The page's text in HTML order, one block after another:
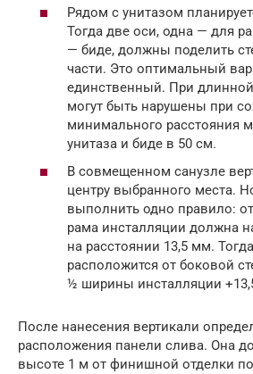
Рядом с унитазом
Тогда две оси, одна — для
— биде, должны поделить
части. Это оптимальный
единственный. При
могут быть нарушены при
минимального расстояния
унитаза и биде в 50 см.
В совмещенном санузле
центру выбранного места.
выполнить одно правило:
рама инсталляции должна
на расстоянии 13,5 мм.
расположится от боковой
½ ширины инсталляции
После нанесения вертикали
расположения панели слива. Она
высоте 1 м от финишной отделки